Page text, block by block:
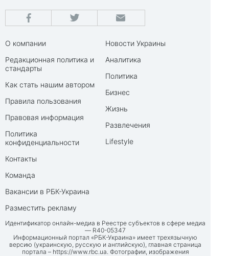
О компании
Редакционная политика и
стандарты
Как стать нашим автором
Правила пользования
Правовая информация
Политика
конфиденциальности
Контакты
Команда
Вакансии в РБК-Украина
Разместить рекламу
Новости Украины
Аналитика
Политика
Бизнес
Жизнь
Развлечения
Lifestyle
Идентификатор онлайн-медиа в Реестре субъектов в сфере медиа
— R40-05347
Информационный портал «РБК-Украина» имеет трехязычную
версию (украинскую, русскую и английскую), главная страница
портала – https://www.rbc.ua. Фотографии, изображения